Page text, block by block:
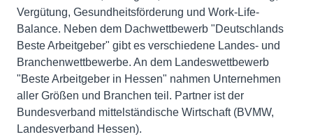
Vergütung, Gesundheitsförderung und Work-Life-
Balance. Neben dem Dachwettbewerb "Deutschlands
Beste Arbeitgeber" gibt es verschiedene Landes- und
Branchenwettbewerbe. An dem Landeswettbewerb
"Beste Arbeitgeber in Hessen" nahmen Unternehmen
aller Größen und Branchen teil. Partner ist der
Bundesverband mittelständische Wirtschaft (BVMW,
Landesverband Hessen).